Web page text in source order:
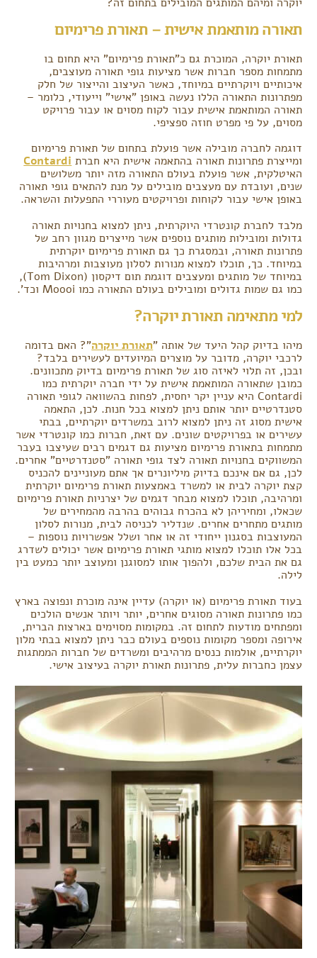
תאורה מותאמת אישית – תאורת פרימיום
תאורת יוקרה, המוכרת גם כ"תאורת פרימיום" היא תחום בו
מתמחות מספר חברות אשר מציעות גופי תאורה מעוצבים,
איכותיים ויוקרתיים במיוחד, כאשר העיצוב והייצור של חלק
מפתרונות התאורה הללו נעשה באופן "אישי" וייעודי, כלומר –
תאורה המותאמת אישית עבור לקוח מסוים או עבור פרויקט
מסוים, על פי מפרט חוזה ספציפי.
דוגמה לחברה מובילה אשר פועלת בתחום של תאורת פרימיום
ומייצרת פתרונות תאורה בהתאמה אישית היא חברתContardi
האיטלקית, אשר פועלת בעולם התאורה מזה יותר משלושים
שנים, ועובדת עם מעצבים מובילים על מנת להתאים גופי תאורה
באופן אישי עבור לקוחות ופרויקטים מעוררי התפעלות והשראה.
מלבד לחברת קונטרדי היוקרתית, ניתן למצוא בחנויות תאורה
גדולות ומובילות מותגים נוספים אשר מייצרים מגוון רחב של
פתרונות תאורה, ובמסגרת כך גם תאורת פרימיום יוקרתית
במיוחד. כך, תוכלו למצוא מנורות לסלון מעוצבות ומרהיבות
במיוחד של מותגים ומעצבים דוגמת תום דיקסון (Tom Dixon),
כמו גם שמות גדולים ומובילים בעולם התאורה כמו Moooi וכד'.
למי מתאימה תאורת יוקרה?
מיהו בדיוק קהל היעד של אותה "תאורת יוקרה"? האם בדומה
לרכבי יוקרה, מדובר על מוצרים המיועדים לעשירים בלבד?
ובכן, זה תלוי לאיזה סוג של תאורת פרימיום בדיוק מתכוונים.
כמובן שתאורה המותאמת אישית על ידי חברה יוקרתית כמו
Contardi היא עניין יקר יחסית, לפחות בהשוואה לגופי תאורה
סטנדרטיים יותר אותם ניתן למצוא בכל חנות. לכן, התאמה
אישית מסוג זה ניתן למצוא לרוב במשרדים יוקרתיים, בבתי
עשירים או בפרויקטים שונים. עם זאת, חברות כמו קונטרדי אשר
מתמחות בתאורת פרימיום מציעות גם דגמים רבים שעיצבו בעבר
המשווקים בחנויות תאורה לצד גופי תאורה "סטנדרטיים" אחרים.
לכן, גם אם אינכם בדיוק מיליונרים אך אתם מעוניינים להכניס
קצת יוקרה לבית או למשרד באמצעות תאורת פרימיום יוקרתית
ומרהיבה, תוכלו למצוא מבחר דגמים של יצרניות תאורת פרימיום
שכאלו, ומחיריהן לא בהכרח גבוהים בהרבה מהמחירים של
מותגים מתחרים אחרים. שנדליר לכניסה לבית, מנורות לסלון
המעוצבות בסגנון ייחודי זה או אחר ושלל אפשרויות נוספות –
בכל אלו תוכלו למצוא מותגי תאורת פרימיום אשר יכולים לשדרג
גם את הבית שלכם, ולהפוך אותו למסוגנן ומעוצב יותר כמעט בין
לילה.
בעוד תאורת פרימיום (או יוקרה) עדיין אינה מוכרת ונפוצה בארץ
כמו פתרונות תאורה מסוגים אחרים, יותר ויותר אנשים הולכים
ומפתחים מודעות לתחום זה. במקומות מסוימים בארצות הברית,
אירופה ומספר מקומות נוספים בעולם כבר ניתן למצוא בבתי מלון
יוקרתיים, אולמות כנסים מרהיבים ומשרדים של חברות הממתגות
עצמן כחברות עלית, פתרונות תאורת יוקרה בעיצוב אישי.